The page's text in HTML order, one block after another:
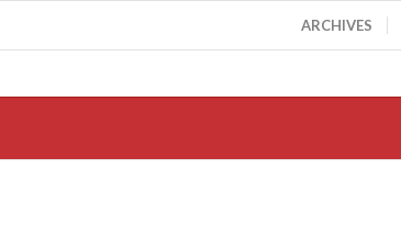
ARCHIVES